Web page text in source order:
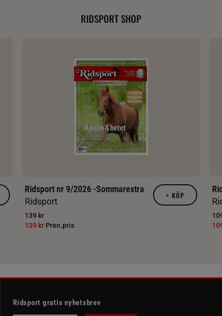
RIDSPORT SHOP
Ridsport nr 9/2026 -Sommarextra
Ridsport
139 kr
139 kr Pren.pris
+ KÖP
Ridsport gratis nyhetsbrev